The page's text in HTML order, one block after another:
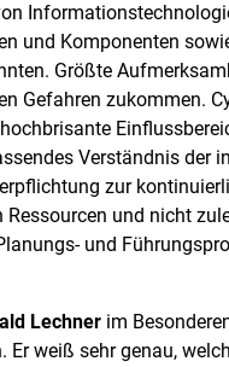
und Komponenten
Größte
Gefahren zukommen.
Verständnis der
zur
und nicht
und
Lechner im
weiß sehr genau,